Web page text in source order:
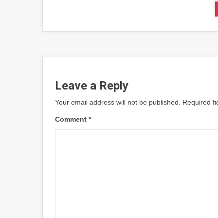
Leave a Reply
Your email address will not be published. Required
Comment *